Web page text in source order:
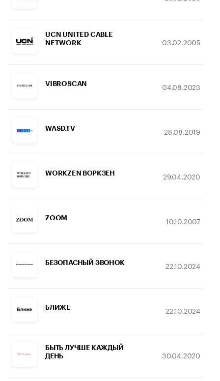
UCN UNITED CABLE
NETWORK
03.02.2005
VIBROSCAN 04.08.2023
WASD.TV 28.08.2019
WORKZEN ВОРКЗЕН 29.04.2020
ZOOM 10.10.2007
БЕЗОПАСНЫЙ ЗВОНОК 22.10.2024
БЛИЖЕ 22.10.2024
БЫТЬ ЛУЧШЕ КАЖДЫЙ
ДЕНЬ
30.04.2020